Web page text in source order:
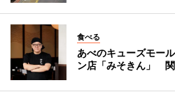
食べる
あべのキューズモー
ン店「みそきん」